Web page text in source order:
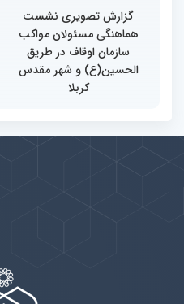
گزارش تصویری نشست
هماهنگی مسئولان مواکب
سازمان اوقاف در طریق
الحسین(ع) و شهر مقدس
کربلا